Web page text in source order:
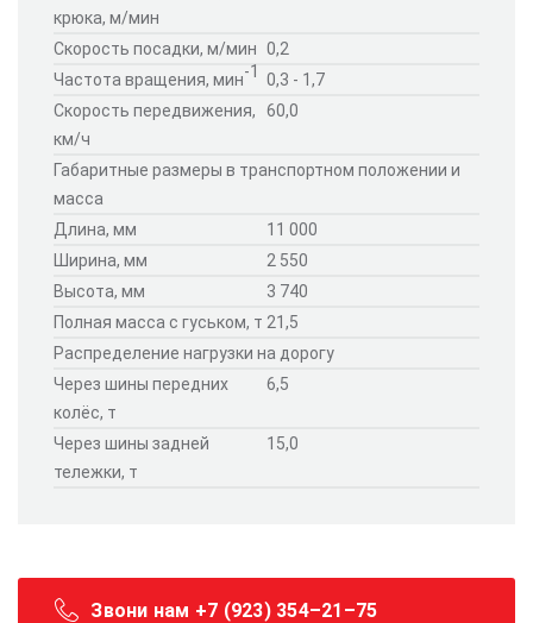
крюка, м/мин
Скорость посадки, м/мин 0,2
Частота вращения, мин-1 0,3 - 1,7
Скорость передвижения,
км/ч
60,0
Габаритные размеры в транспортном положении и
масса
Длина, мм
11 000
Ширина, мм
2 550
Высота, мм
3 740
Полная масса с гуськом, т 21,5
Распределение нагрузки на дорогу
Через шины передних
колёс, т
6,5
Через шины задней
тележки, т
15,0
Звони нам +7 (923) 354–21–75